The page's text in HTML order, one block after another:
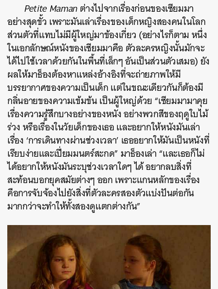
Petite Mamanต่างไปจากเรื่องก่อนของเซียมมา
อย่างสุดขั้ว เพราะมันเล่าเรื่องของเด็กหญิงสองคนในโลก
ส่วนตัวที่แทบไม่มีผู้ใหญ่มาข้องเกี่ยว (อย่างไรก็ตาม หนึ่ง
ในเอกลักษณ์หนังของเซียมมาคือ ตัวละครหญิงนั้นมักจะ
ได้ไปใช้เวลาด้วยกันในพื้นที่เล็กๆ อันเป็นส่วนตัวเสมอ) ยัง
ผลให้มาธ็องต้องหาแหล่งอ้างอิงที่จะถ่ายภาพให้มี
บรรยากาศของความเป็นเด็ก แต่ในขณะเดียวกันก็ต้องมี
กลิ่นอายของความเข้มข้น เป็นผู้ใหญ่ด้วย “เซียมมามาคุย
เรื่องความรู้สึกบางอย่างของหนัง อย่างพวกสีของฤดูใบไม้
ร่วง หรือเรื่องในวัยเด็กของเธอ และอยากให้หนังมันเล่า
เรื่อง ‘การเดินทางผ่านช่วงเวลา’ เธออยากให้มันเป็นหนังที่
เรียบง่ายและเปี่ยมมนตร์สะกด” มาธ็องเล่า “และเธอก็ไม่
ได้อยากให้หนังมันระบุช่วงเวลาใดๆ ได้ อยากลบสิ่งที่
สะท้อนบอกยุคสมัยต่างๆ ออก เพราะแกนหลักของเรื่อง
คือการจับจ้องไปยังสิ่งที่ตัวละครสองตัวแบ่งปันต่อกัน
มากกว่าจะทำให้ทั้งสองดูแตกต่างกัน”
ค้นหา
SHARE TWEET LINE EMAIL